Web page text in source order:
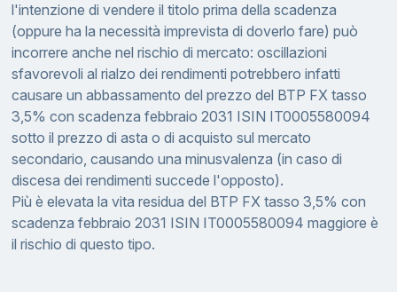
l'intenzione di vendere il titolo prima della scadenza
(oppure ha la necessità imprevista di doverlo fare) può
incorrere anche nel rischio di mercato: oscillazioni
sfavorevoli al rialzo dei rendimenti potrebbero infatti
causare un abbassamento del prezzo del BTP FX tasso
3,5% con scadenza febbraio 2031 ISIN IT0005580094
sotto il prezzo di asta o di acquisto sul mercato
secondario, causando una minusvalenza (in caso di
discesa dei rendimenti succede l'opposto).
Più è elevata la vita residua del BTP FX tasso 3,5% con
scadenza febbraio 2031 ISIN IT0005580094 maggiore è
il rischio di questo tipo.